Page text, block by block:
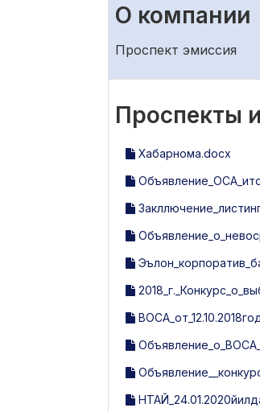
О компании
Проспект эмиссия
Проспекты
Хабарнома.docx